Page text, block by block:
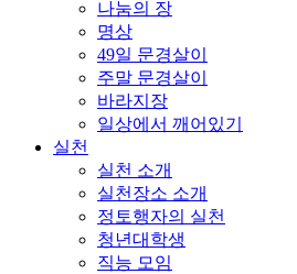
나눔의 장
명상
49일 문경살이
주말 문경살이
바라지장
일상에서 깨어있기
실천
실천 소개
실천장소 소개
정토행자의 실천
청년대학생
직능 모임